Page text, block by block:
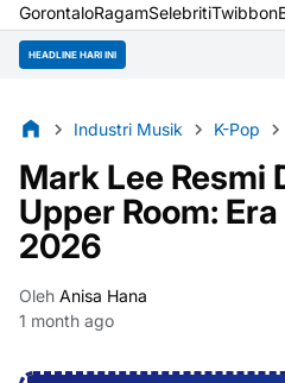
GorontaloRagamSelebritiTwibbon
HEADLINE HARI INI
Industri Musik K-Pop
Mark Lee Resmi
Upper Room:
2026
Oleh Anisa Hana
1 month ago